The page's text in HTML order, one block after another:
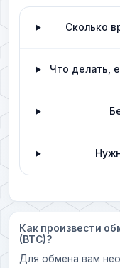
Сколько
Что делать,
Как произвести
(BTC)?
Для обмена вам